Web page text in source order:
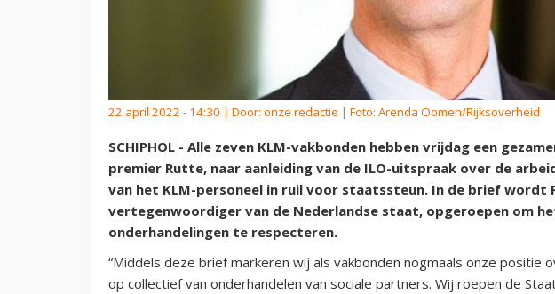
22 april 2022 - 14:30 | Door: onze redactie | Foto: Arenda Oomen/Rijksoverheid
SCHIPHOL - Alle zeven KLM-vakbonden hebben vrijdag een
premier Rutte, naar aanleiding van de ILO-uitspraak over de
van het KLM-personeel in ruil voor staatssteun. In de brief wordt
vertegenwoordiger van de Nederlandse staat, opgeroepen om
onderhandelingen te respecteren.
“Middels deze brief markeren wij als vakbonden nogmaals onze positie
op collectief van onderhandelen van sociale partners. Wij roepen de